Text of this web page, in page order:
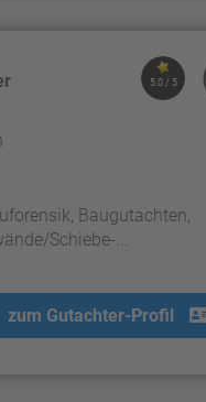
5.0 / 5
Baugutachten,
Schiebe-...
zum Gutachter-Profil